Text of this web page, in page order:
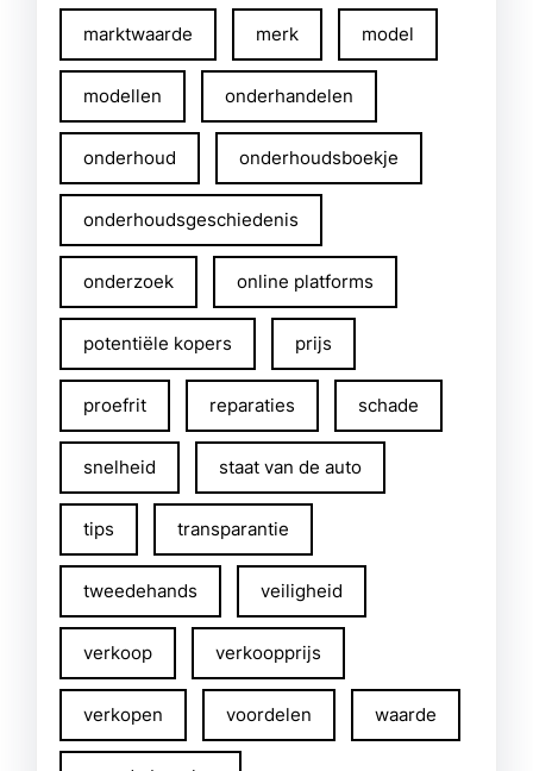
marktwaarde merk model
modellen onderhandelen
onderhoud onderhoudsboekje
onderhoudsgeschiedenis
onderzoek online platforms
potentiële kopers prijs
proefrit reparaties schade
snelheid staat van de auto
tips transparantie
tweedehands veiligheid
verkoop verkoopprijs
verkopen voordelen waarde